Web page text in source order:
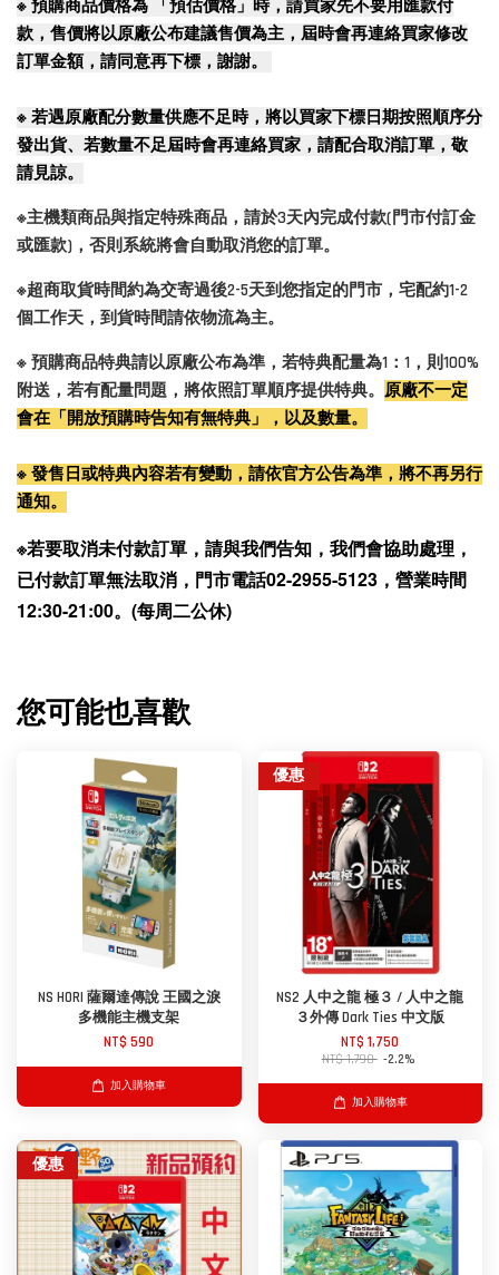
※ 預購商品價格為 「預估價格」時，請買家先不要用匯款付
款，售價將以原廠公布建議售價為主，屆時會再連絡買家修改
訂單金額，請同意再下標，謝謝。
※ 若遇原廠配分數量供應不足時，將以買家下標日期按照順序分
發出貨、若數量不足屆時會再連絡買家，請配合取消訂單，敬
請見諒。
※主機類商品與指定特殊商品，請於3天內完成付款(門市付訂金
或匯款)，否則系統將會自動取消您的訂單。
※超商取貨時間約為交寄過後2-5天到您指定的門市，宅配約1-2
個工作天，到貨時間請依物流為主。
※ 預購商品特典請以原廠公布為準，若特典配量為1：1，則100%
附送，若有配量問題，將依照訂單順序提供特典。 原廠不一定
會在「開放預購時告知有無特典」，以及數量。
※ 發售日或特典內容若有變動，請依官方公告為準，將不再另行
通知。
※若要取消未付款訂單，請與我們告知，我們會協助處理，
已付款訂單無法取消，門市電話02-2955-5123，營業時間
12:30-21:00。(每周二公休)
您可能也喜歡
NS HORI 薩爾達傳說 王國之淚
多機能主機支架
NT$ 590
加入購物車
優惠
NS2 人中之龍 極３ / 人中之龍
３外傳 Dark Ties 中文版
NT$ 1,750
NT$ 1,790 -2.2%
加入購物車
優惠